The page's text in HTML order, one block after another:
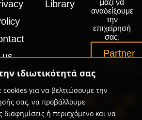
ιδιωτικότητά σας
cookies για να βελτιώσουμε την
σας, να προβάλλουμε
διαφημίσεις ή περιεχόμενο και να
us
Library
μαζί να
αναδείξουμε
την
επιχείρησή
σας.
Partner
| Powered byPromotech
Lab Greece